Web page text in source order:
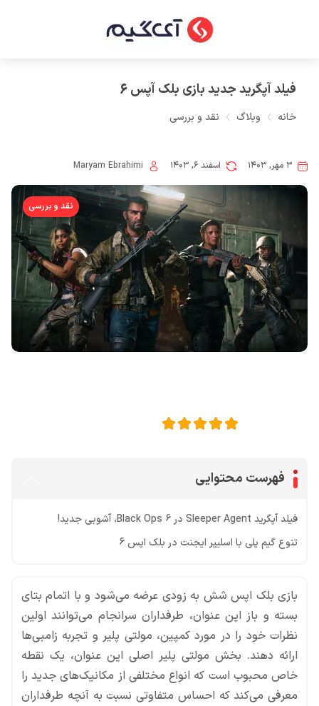
فیلد آپگرید جدید بازی بلک آپس 6
خانه وبلاگ نقد و بررسی
۳ مهر, ۱۴۰۳ اسفند ۶, ۱۴۰۳ Maryam Ebrahimi
نقد و بررسی
فهرست محتوایی
فیلد آپگرید Sleeper Agent در Black Ops 6، آشوبی جدید!
تنوع گیم پلی با اسلیپر ایجنت در بلک اپس 6
بازی بلک اپس شش به زودی عرضه می‌شود و با اتمام بتای
بسته و باز این عنوان، طرفداران سرانجام می‌توانند اولین
نظرات خود را در مورد کمپین، مولتی پلیر و تجربه زامبی‌ها
ارائه دهند. بخش مولتی پلیر اصلی این عنوان، یک نقطه
خاص محبوب است که انواع مختلفی از مکانیک‌های جدید را
معرفی می‌کند که احساس متفاوتی نسبت به آنچه طرفداران